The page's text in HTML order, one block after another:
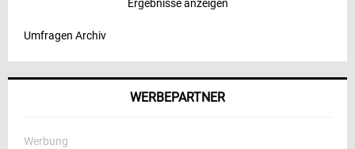
Ergebnisse anzeigen
Umfragen Archiv
WERBEPARTNER
Werbung